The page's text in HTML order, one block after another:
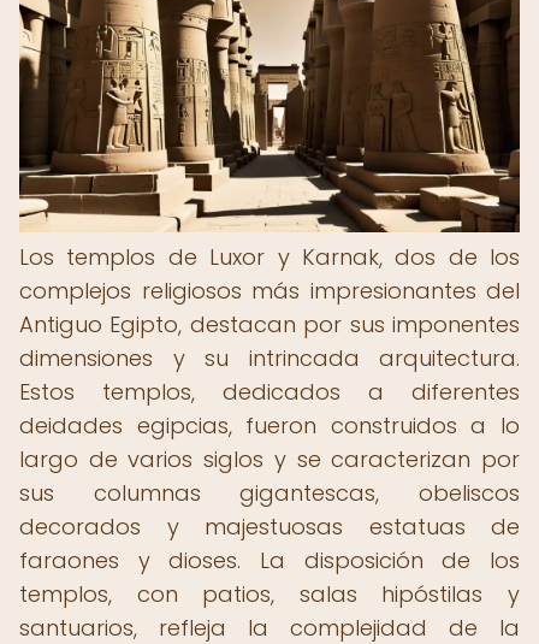
Los templos de Luxor y Karnak, dos de los
complejos religiosos más impresionantes del
Antiguo Egipto, destacan por sus imponentes
dimensiones y su intrincada arquitectura.
Estos templos, dedicados a diferentes
deidades egipcias, fueron construidos a lo
largo de varios siglos y se caracterizan por
sus columnas gigantescas, obeliscos
decorados y majestuosas estatuas de
faraones y dioses. La disposición de los
templos, con patios, salas hipóstilas y
santuarios, refleja la complejidad de la